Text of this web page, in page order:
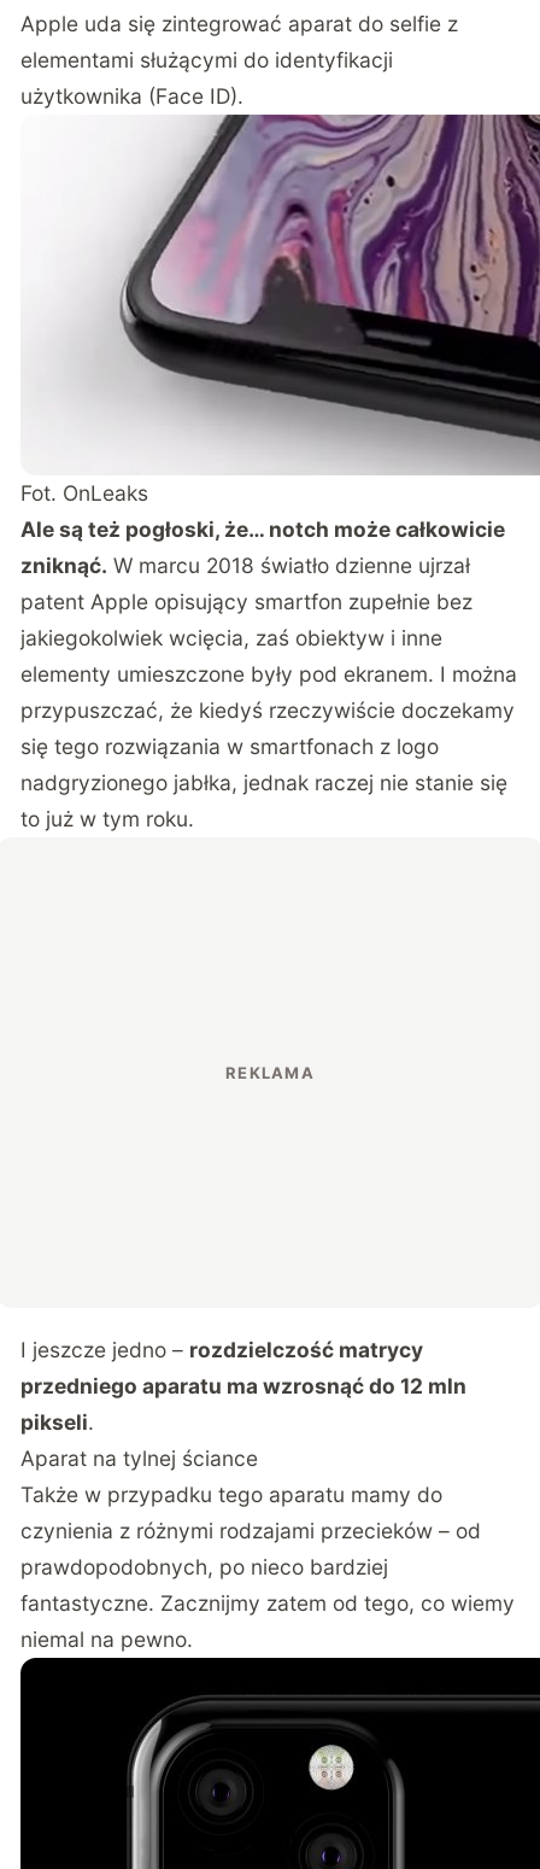
Apple uda się zintegrować aparat do selfie z
elementami służącymi do identyfikacji
użytkownika (Face ID).
Fot. OnLeaks
Ale są też pogłoski, że… notch może całkowicie
zniknąć. W marcu 2018 światło dzienne ujrzał
patent Apple opisujący smartfon zupełnie bez
jakiegokolwiek wcięcia, zaś obiektyw i inne
elementy umieszczone były pod ekranem. I można
przypuszczać, że kiedyś rzeczywiście doczekamy
się tego rozwiązania w smartfonach z logo
nadgryzionego jabłka, jednak raczej nie stanie się
to już w tym roku.
I jeszcze jedno – rozdzielczość matrycy
przedniego aparatu ma wzrosnąć do 12 mln
pikseli.
Aparat na tylnej ściance
Także w przypadku tego aparatu mamy do
czynienia z różnymi rodzajami przecieków – od
prawdopodobnych, po nieco bardziej
fantastyczne. Zacznijmy zatem od tego, co wiemy
niemal na pewno.